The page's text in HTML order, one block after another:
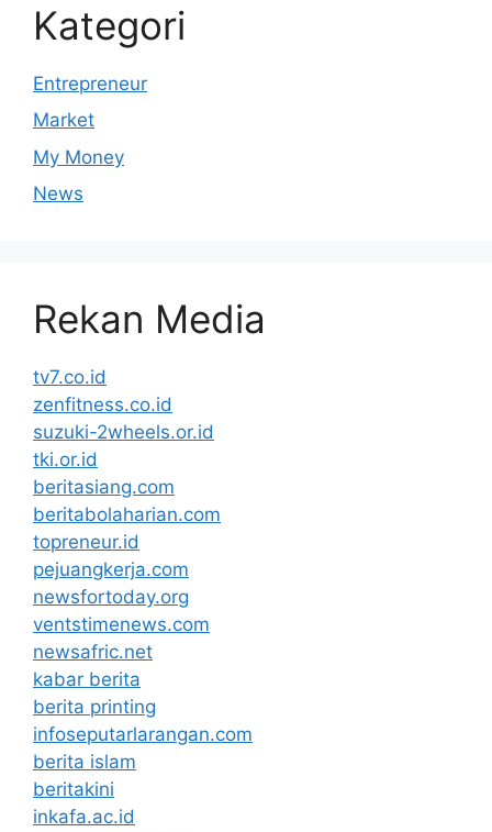
Kategori
Entrepreneur
Market
My Money
News
Rekan Media
tv7.co.id
zenfitness.co.id
suzuki-2wheels.or.id
tki.or.id
beritasiang.com
beritabolaharian.com
topreneur.id
pejuangkerja.com
newsfortoday.org
ventstimenews.com
newsafric.net
kabar berita
berita printing
infoseputarlarangan.com
berita islam
beritakini
inkafa.ac.id